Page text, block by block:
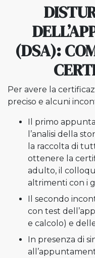
(DSA):
Per avere la
preciso e alcuni
Il primo
l’analisi della
la raccolta di
ottenere la
adulto, il
altrimenti con i
Il secondo
con test
e calcolo) e
In presenza di